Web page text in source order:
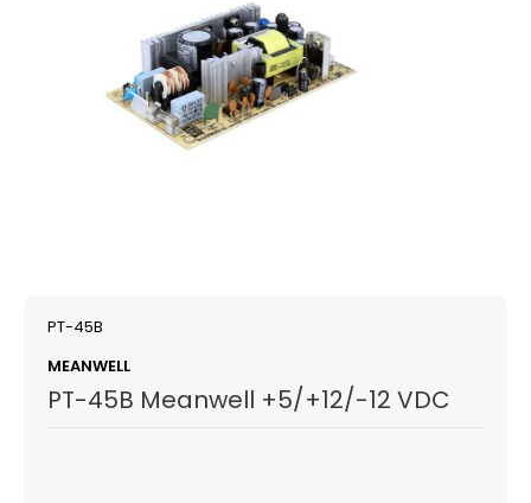
PT-45B
MEANWELL
PT-45B Meanwell +5/+12/-12 VDC